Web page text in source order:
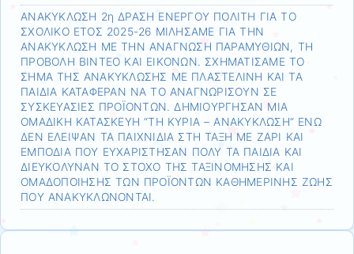
ΑΝΑΚΥΚΛΩΣΗ 2η ΔΡΑΣΗ ΕΝΕΡΓΟΥ ΠΟΛΙΤΗ ΓΙΑ ΤΟ
ΣΧΟΛΙΚΟ ΕΤΟΣ 2025-26 ΜΙΛΗΣΑΜΕ ΓΙΑ ΤΗΝ
ΑΝΑΚΥΚΛΩΣΗ ΜΕ ΤΗΝ ΑΝΑΓΝΩΣΗ ΠΑΡΑΜΥΘΙΩΝ, ΤΗ
ΠΡΟΒΟΛΗ ΒΙΝΤΕΟ ΚΑΙ ΕΙΚΟΝΩΝ. ΣΧΗΜΑΤΙΣΑΜΕ ΤΟ
ΣΗΜΑ ΤΗΣ ΑΝΑΚΥΚΛΩΣΗΣ ΜΕ ΠΛΑΣΤΕΛΙΝΗ ΚΑΙ ΤΑ
ΠΑΙΔΙΑ ΚΑΤΑΦΕΡΑΝ ΝΑ ΤΟ ΑΝΑΓΝΩΡΙΣΟΥΝ ΣΕ
ΣΥΣΚΕΥΑΣΙΕΣ ΠΡΟΪΟΝΤΩΝ. ΔΗΜΙΟΥΡΓΗΣΑΝ ΜΙΑ
ΟΜΑΔΙΚΗ ΚΑΤΑΣΚΕΥΗ “ΤΗ ΚΥΡΙΑ – ΑΝΑΚΥΚΛΩΣΗ” ΕΝΩ
ΔΕΝ ΕΛΕΙΨΑΝ ΤΑ ΠΑΙΧΝΙΔΙΑ ΣΤΗ ΤΑΞΗ ΜΕ ΖΑΡΙ ΚΑΙ
ΕΜΠΟΔΙΑ ΠΟΥ ΕΥΧΑΡΙΣΤΗΣΑΝ ΠΟΛΥ ΤΑ ΠΑΙΔΙΑ ΚΑΙ
ΔΙΕΥΚΟΛΥΝΑΝ ΤΟ ΣΤΟΧΟ ΤΗΣ ΤΑΞΙΝΟΜΗΣΗΣ ΚΑΙ
ΟΜΑΔΟΠΟΙΗΣΗΣ ΤΩΝ ΠΡΟΪΟΝΤΩΝ ΚΑΘΗΜΕΡΙΝΗΣ ΖΩΗΣ
ΠΟΥ ΑΝΑΚΥΚΛΩΝΟΝΤΑΙ.